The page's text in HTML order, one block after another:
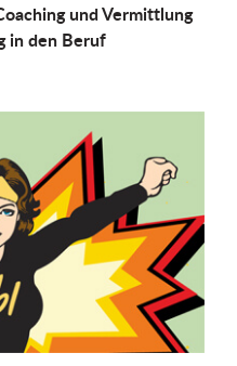
und Vermittlung
in den Beruf